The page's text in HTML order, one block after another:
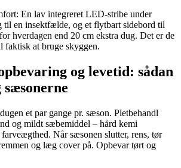
En lav integreret LED-stribe under
til en insektfælde, og et flytbart sidebord til
hverdagen end 20 cm ekstra dug. Det er de
faktisk at bruge skyggen.
og levetid: sådan
et par gange pr. sæson. Pletbehandl
og mildt sæbemiddel – hård kemi
Når sæsonen slutter, rens, tør
og læg cover på. Opbevar tørt og